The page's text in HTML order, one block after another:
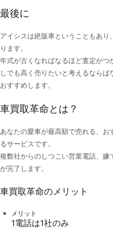
最後に
アイシスは絶版車ということもあ
ります。
年式が古くなればなるほど査定が
しでも高く売りたいと考えるなら
おすすめします。
車買取革命とは？
あなたの愛車が最高額で売れる、
るサービスです。
複数社からのしつこい営業電話、
が完了します。
車買取革命のメリット
メリット
1電話は1社のみ